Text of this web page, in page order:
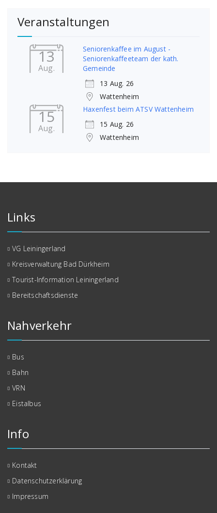
Veranstaltungen
13
Aug.
Seniorenkaffee im August -
Seniorenkaffeeteam der kath.
Gemeinde
13 Aug. 26
Wattenheim
15
Aug.
Haxenfest beim ATSV Wattenheim
15 Aug. 26
Wattenheim
Links
VG Leiningerland
Kreisverwaltung Bad Dürkheim
Tourist-Information Leiningerland
Bereitschaftsdienste
Nahverkehr
Bus
Bahn
VRN
Eistalbus
Info
Kontakt
Datenschutzerklärung
Impressum